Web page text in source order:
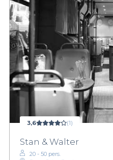
3,6 (1)
Stan & Walter
20 - 50 pers.